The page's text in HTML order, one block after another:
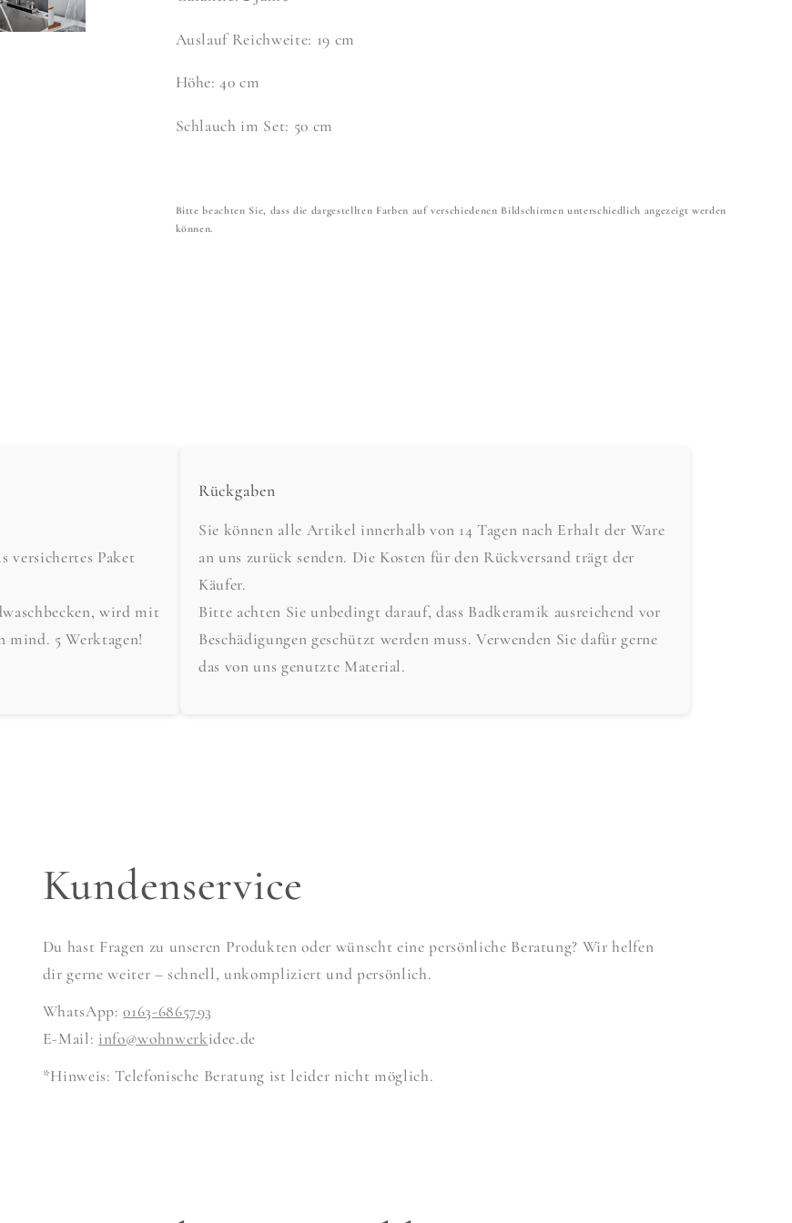
Auslauf Reichweite: 19 cm
Höhe: 40 cm
Schlauch im Set: 50 cm
Bitte beachten Sie, dass die dargestellten Farben auf verschiedenen Bildschirmen unterschiedlich angezeigt werden
können.
versichertes Paket
wird mit
mind. 5 Werktagen!
Rückgaben
Sie können alle Artikel innerhalb von 14 Tagen nach Erhalt der Ware
an uns zurück senden. Die Kosten für den Rückversand trägt der
Käufer.
Bitte achten Sie unbedingt darauf, dass Badkeramik ausreichend vor
Beschädigungen geschützt werden muss. Verwenden Sie dafür gerne
das von uns genutzte Material.
Kundenservice
Du hast Fragen zu unseren Produkten oder wünscht eine persönliche Beratung? Wir helfen
dir gerne weiter – schnell, unkompliziert und persönlich.
WhatsApp:0163-6865793
E-Mail: info@wohnwerkidee.de
*Hinweis: Telefonische Beratung ist leider nicht möglich.